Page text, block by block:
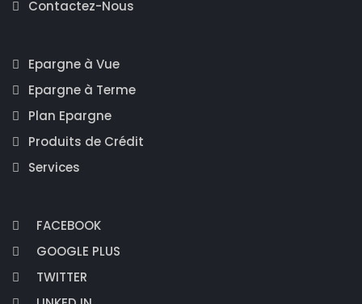
Contactez-Nous
Epargne à Vue
Epargne à Terme
Plan Epargne
Produits de Crédit
Services
FACEBOOK
GOOGLE PLUS
TWITTER